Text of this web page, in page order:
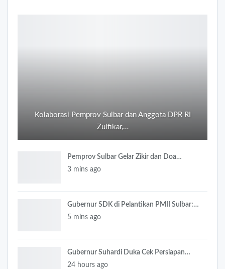
Kolaborasi Pemprov Sulbar dan Anggota DPR RI
Zulfikar,…
Pemprov Sulbar Gelar Zikir dan Doa…
3 mins ago
Gubernur SDK di Pelantikan PMII Sulbar:…
5 mins ago
Gubernur Suhardi Duka Cek Persiapan…
24 hours ago